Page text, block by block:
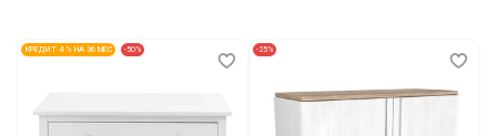
КРЕДИТ 4 % НА 36 МЕС -50% -25%